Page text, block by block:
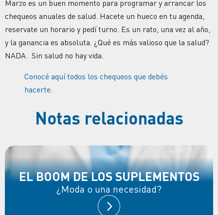
Marzo es un buen momento para programar y arrancar los
chequeos anuales de salud. Hacete un hueco en tu agenda,
reservate un horario y pedí turno. Es un rato, una vez al año,
y la ganancia es absoluta. ¿Qué es más valioso que la salud?
NADA. Sin salud no hay vida.
Conocé aquí todos los chequeos que debés
hacerte.
Notas relacionadas
EL BOOM DE LOS SUPLEMENTOS
¿Moda o una necesidad?